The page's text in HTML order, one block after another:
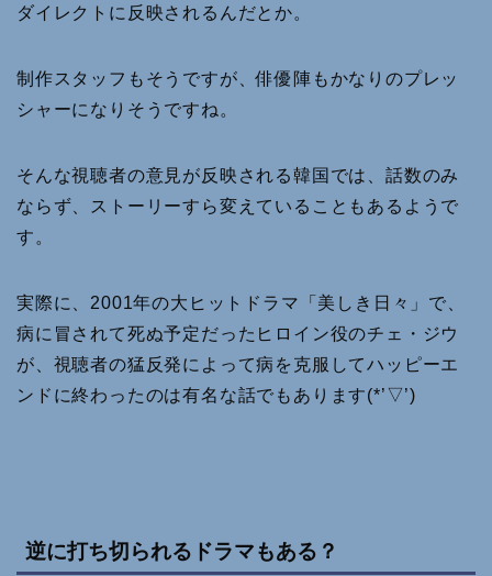
ダイレクトに反映されるんだとか。
制作スタッフもそうですが、俳優陣もかなりのプレッ
シャーになりそうですね。
そんな視聴者の意見が反映される韓国では、話数のみ
ならず、ストーリーすら変えていることもあるようで
す。
実際に、2001年の大ヒットドラマ「美しき日々」で、
病に冒されて死ぬ予定だったヒロイン役のチェ・ジウ
が、視聴者の猛反発によって病を克服してハッピーエ
ンドに終わったのは有名な話でもあります(*’▽’)
逆に打ち切られるドラマもある？